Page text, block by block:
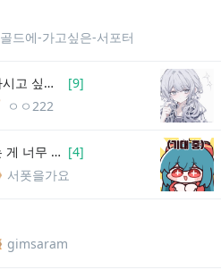
골드에-가고싶은-서포터
새벽에 나가서 칵테일 마시고 싶어서 울엇서... [9]
ㅇㅇ222
딮기는 져도 영상 올리는 게 너무 좋다 [4]
서폿을가요
gimsaram